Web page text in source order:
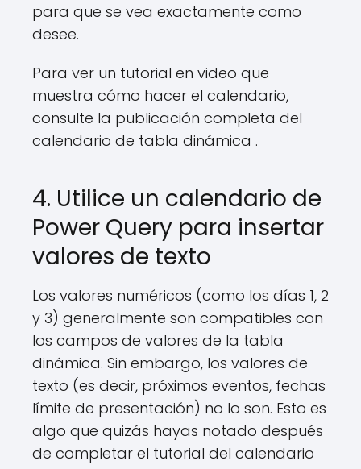
para que se vea exactamente como
desee.
Para ver un tutorial en video que
muestra cómo hacer el calendario,
consulte la publicación completa del
calendario de tabla dinámica .
4. Utilice un calendario de
Power Query para insertar
valores de texto
Los valores numéricos (como los días 1, 2
y 3) generalmente son compatibles con
los campos de valores de la tabla
dinámica. Sin embargo, los valores de
texto (es decir, próximos eventos, fechas
límite de presentación) no lo son. Esto es
algo que quizás hayas notado después
de completar el tutorial del calendario